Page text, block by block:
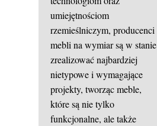
umiejętnościom
rzemieślniczym, producenci
mebli na wymiar są w stanie
zrealizować najbardziej
nietypowe i wymagające
projekty, tworząc meble,
które są nie tylko
funkcjonalne, ale także